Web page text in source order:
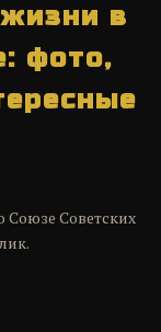
в
фото,
Советских